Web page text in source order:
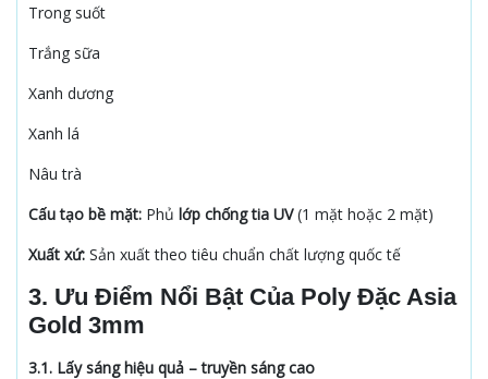
Trong suốt
Trắng sữa
Xanh dương
Xanh lá
Nâu trà
Cấu tạo bề mặt: Phủ lớp chống tia UV(1 mặt hoặc 2 mặt)
Xuất xứ: Sản xuất theo tiêu chuẩn chất lượng quốc tế
3. Ưu Điểm Nổi Bật Của Poly Đặc Asia
Gold 3mm
3.1. Lấy sáng hiệu quả – truyền sáng cao